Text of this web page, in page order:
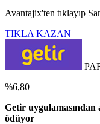
Avantajix'ten tıklayıp
TIKLA KAZAN
%6,80
Getir
ödüyor